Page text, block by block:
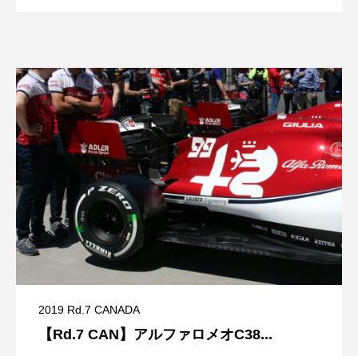
2019 Rd.7 CANADA
【Rd.7 CAN】アルファロメオC38...